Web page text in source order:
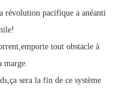
révolution pacifique a anéanti
tout obstacle à
marge.
sera la fin de ce système